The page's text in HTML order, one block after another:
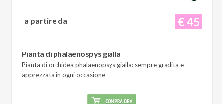
€ 45
a partire da
Pianta di phalaenospys gialla
Pianta di orchidea phalaenopsys gialla: sempre gradita e
apprezzata in ogni occasione